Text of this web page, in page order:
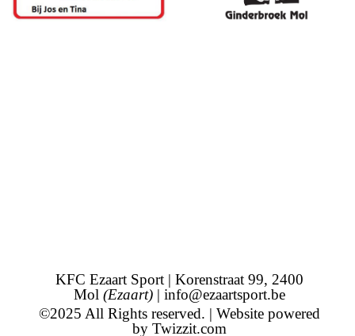
KFC Ezaart Sport | Korenstraat 99, 2400
Mol (Ezaart) | info@ezaartsport.be
©2025 All Rights reserved. | Website powered
by Twizzit.com